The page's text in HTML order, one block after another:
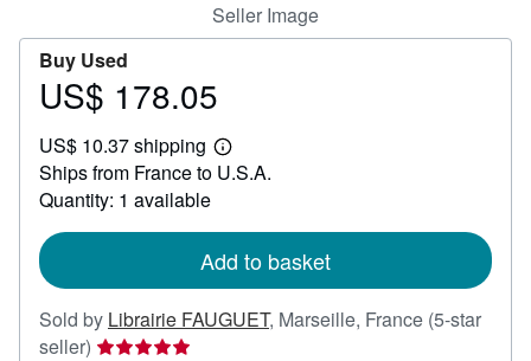
Seller Image
Buy Used
Price
178.05
US$ 178.05
US$ 10.37 shipping
Learn
more
Ships from France to U.S.A.
Quantity: 1 available
Add to basket
Sold by Librairie FAUGUET, Marseille, France (5-star
seller) Seller